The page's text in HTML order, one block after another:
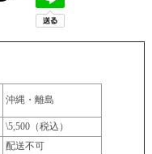
沖縄・離島
\5,500（税込）
配送不可